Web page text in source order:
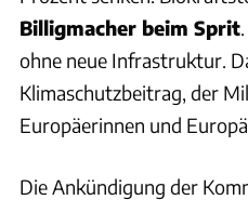
Billigmacher beim Sprit
ohne neue Infrastruktur.
Klimaschutzbeitrag, der
Europäerinnen und
Die Ankündigung der